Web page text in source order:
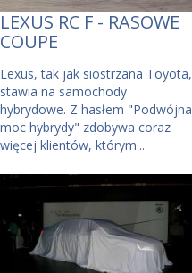
LEXUS RC F - RASOWE
COUPE
Lexus, tak jak siostrzana Toyota,
stawia na samochody
hybrydowe. Z hasłem "Podwójna
moc hybrydy" zdobywa coraz
więcej klientów, którym...